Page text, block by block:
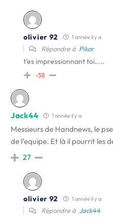
olivier 92 1 année il y a
Répondre à Pikor
t’es impressionnant toi…..
-38
Jack44 1 année il y a
Messieurs de Handnews, le
de l’equipe. Et là il pourrit les
27
olivier 92 1 année il y a
Répondre à Jack44